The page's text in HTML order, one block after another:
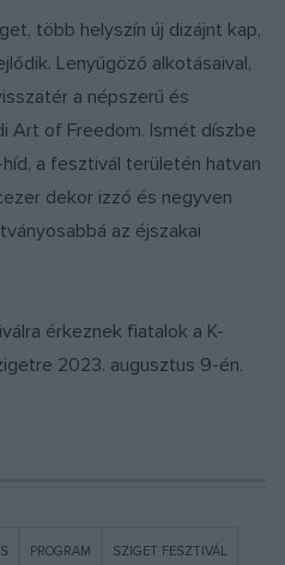
több helyszín új dizájnt kap,
Lenyűgöző alkotásaival,
a népszerű és
Art of Freedom. Ismét díszbe
a fesztivál területén hatvan
dekor izzó és negyven
az éjszakai
érkeznek fiatalok a K-
2023. augusztus 9-én.
PROGRAM SZIGET FESZTIVÁL